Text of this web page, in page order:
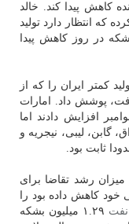
كاهش پیدا كند. خالد
كه انتظار دارد تولید
به حدود ۱۰.۲ میلیون بشكه در روز كاهش پیدا
كمتر ایران را كه از
پوشش داد. امارات
افزایش دادند اما
گابن، لیبی، نیجریه و
ثابت بود.
رشد تقاضا برای
قبلی خود كاهش داده بود را
نفت
۱.۲۹ میلیون بشكه